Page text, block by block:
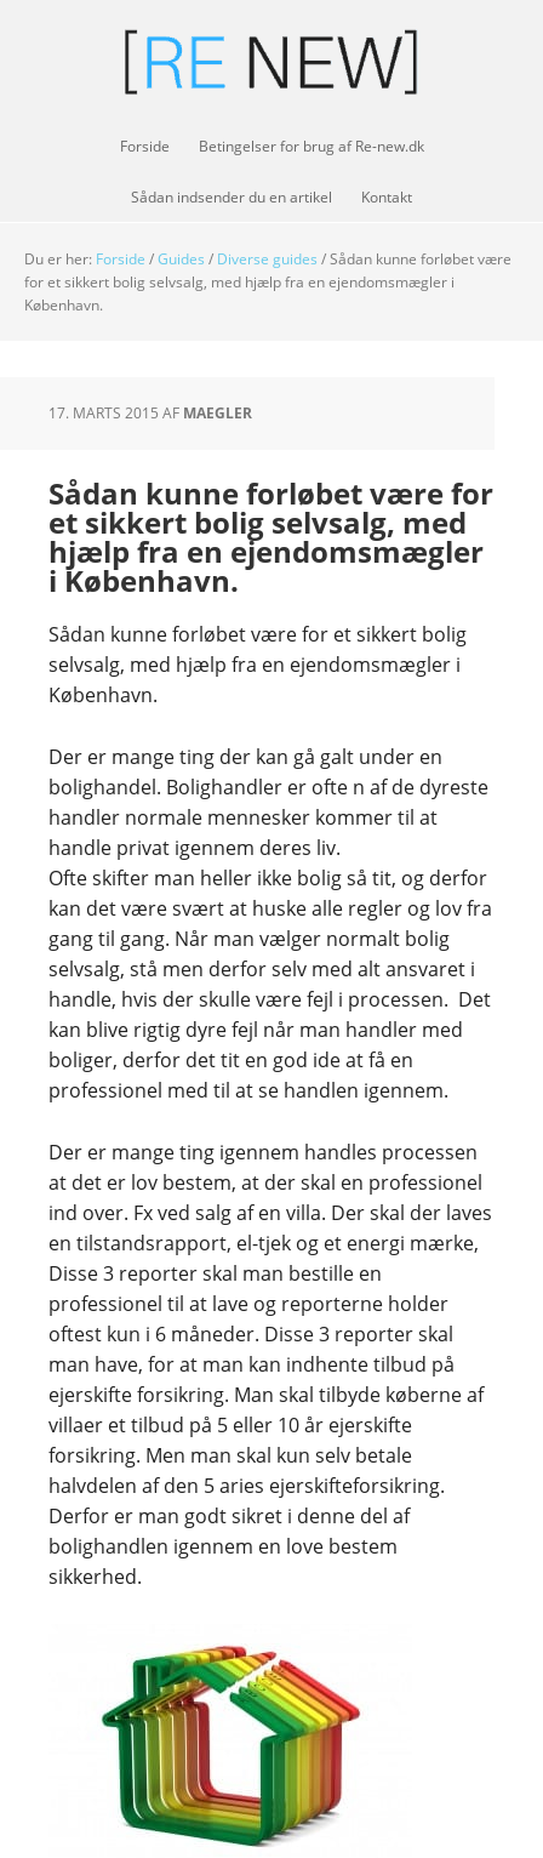
Forside Betingelser for brug af Re-new.dk
Sådan indsender du en artikel Kontakt
Du er her: Forside /Guides / Diverse guides /Sådan kunne forløbet være
for et sikkert bolig selvsalg, med hjælp fra en ejendomsmægler i
København.
17. MARTS 2015 AF MAEGLER
Sådan kunne forløbet være for
et sikkert bolig selvsalg, med
hjælp fra en ejendomsmægler
i København.
Sådan kunne forløbet være for et sikkert bolig
selvsalg, med hjælp fra en ejendomsmægler i
København.
Der er mange ting der kan gå galt under en
bolighandel. Bolighandler er ofte n af de dyreste
handler normale mennesker kommer til at
handle privat igennem deres liv.
Ofte skifter man heller ikke bolig så tit, og derfor
kan det være svært at huske alle regler og lov fra
gang til gang. Når man vælger normalt bolig
selvsalg, stå men derfor selv med alt ansvaret i
handle, hvis der skulle være fejl i processen. Det
kan blive rigtig dyre fejl når man handler med
boliger, derfor det tit en god ide at få en
professionel med til at se handlen igennem.
Der er mange ting igennem handles processen
at det er lov bestem, at der skal en professionel
ind over. Fx ved salg af en villa. Der skal der laves
en tilstandsrapport, el-tjek og et energi mærke,
Disse 3 reporter skal man bestille en
professionel til at lave og reporterne holder
oftest kun i 6 måneder. Disse 3 reporter skal
man have, for at man kan indhente tilbud på
ejerskifte forsikring. Man skal tilbyde køberne af
villaer et tilbud på 5 eller 10 år ejerskifte
forsikring. Men man skal kun selv betale
halvdelen af den 5 aries ejerskifteforsikring.
Derfor er man godt sikret i denne del af
bolighandlen igennem en love bestem
sikkerhed.